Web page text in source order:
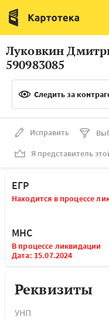
Италия
Люксембург
Латвия
Словения
Франция
Швеция
Мальта
Луковкин
590983085
Следить за
Исправить
Я представитель
ЕГР
Находится в процессе
МНС
В процессе ликвидации
Дата: 15.07.2024
Реквизиты
УНП